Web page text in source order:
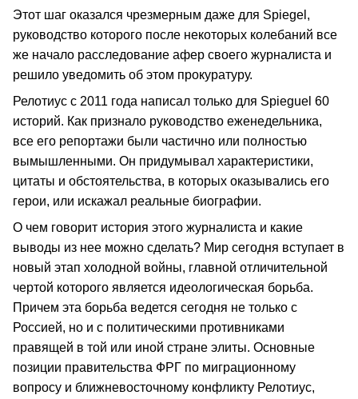
Этот шаг оказался чрезмерным даже для Spiegel,
руководство которого после некоторых колебаний все
же начало расследование афер своего журналиста и
решило уведомить об этом прокуратуру.
Релотиус с 2011 года написал только для Spieguel 60
историй. Как признало руководство еженедельника,
все его репортажи были частично или полностью
вымышленными. Он придумывал характеристики,
цитаты и обстоятельства, в которых оказывались его
герои, или искажал реальные биографии.
О чем говорит история этого журналиста и какие
выводы из нее можно сделать? Мир сегодня вступает в
новый этап холодной войны, главной отличительной
чертой которого является идеологическая борьба.
Причем эта борьба ведется сегодня не только с
Россией, но и с политическими противниками
правящей в той или иной стране элиты. Основные
позиции правительства ФРГ по миграционному
вопросу и ближневосточному конфликту Релотиус,